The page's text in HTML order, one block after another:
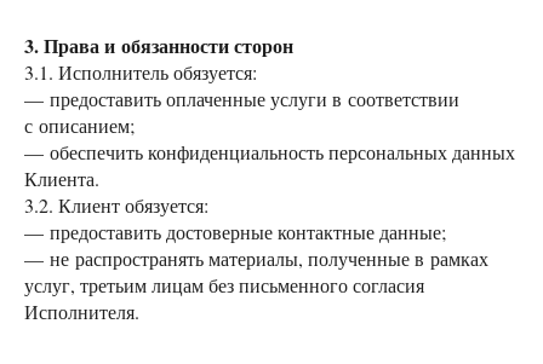
3. Права и обязанности сторон
3.1. Исполнитель обязуется:
— предоставить оплаченные услуги в соответствии
с описанием;
— обеспечить конфиденциальность персональных данных
Клиента.
3.2. Клиент обязуется:
— предоставить достоверные контактные данные;
— не распространять материалы, полученные в рамках
услуг, третьим лицам без письменного согласия
Исполнителя.